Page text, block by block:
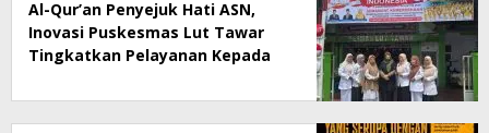
Al-Qur’an Penyejuk Hati ASN,
Inovasi Puskesmas Lut Tawar
Tingkatkan Pelayanan Kepada